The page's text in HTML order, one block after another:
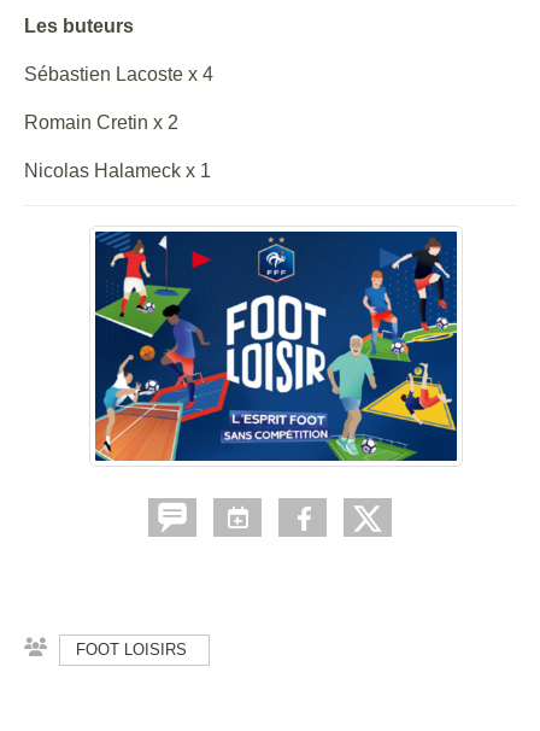
Les buteurs
Sébastien Lacoste x 4
Romain Cretin x 2
Nicolas Halameck x 1
FOOT LOISIRS